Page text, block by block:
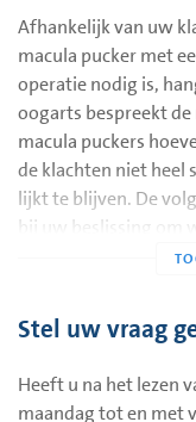
Afhankelijk van uw
macula pucker met
operatie nodig is,
oogarts bespreekt
macula puckers
de klachten niet
lijkt te blijven. De
bij uw beslissing om
hoe erg de
hoeveel last u van
Stel uw vraag
Heeft u na het lezen
maandag tot en met